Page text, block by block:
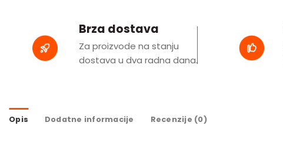
Brza dostava
Za proizvode na stanju
dostava u dva radna dana.
Opis Dodatne informacije Recenzije (0)